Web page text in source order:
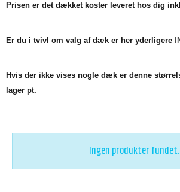
Prisen er det dækket koster leveret hos dig
Er du i tvivl om valg af dæk er her yderligere
Hvis der ikke vises nogle dæk er denne
lager pt.
Ingen produkter fundet.